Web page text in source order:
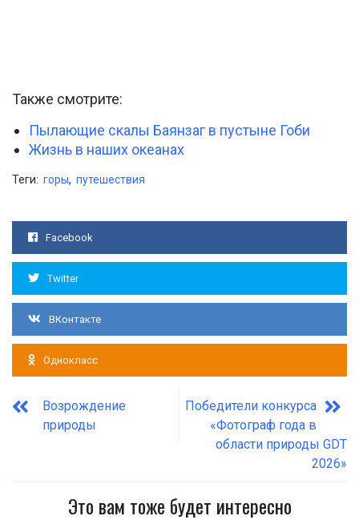
Также смотрите:
Пылающие скалы Баянзаг в пустыне Гоби
Жизнь в наших океанах
Теги: горы, путешествия
Facebook
Twitter
ВКонтакте
Однокласс
Возрождение
природы
Победители конкурса
«Фотограф года в
области природы GDT
2026»
Это вам тоже будет интересно